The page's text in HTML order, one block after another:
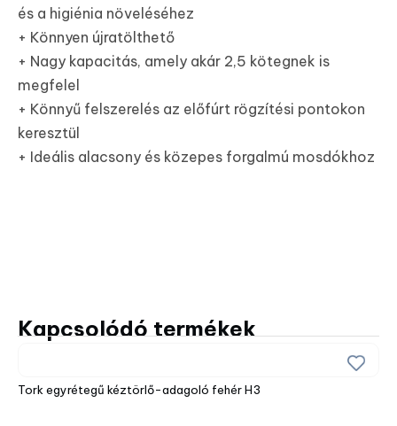
és a higiénia növeléséhez
+ Könnyen újratölthető
+ Nagy kapacitás, amely akár 2,5 kötegnek is
megfelel
+ Könnyű felszerelés az előfúrt rögzítési pontokon
keresztül
+ Ideális alacsony és közepes forgalmú mosdókhoz
Kapcsolódó termékek
Tork egyrétegű kéztörlő-adagoló fehér H3